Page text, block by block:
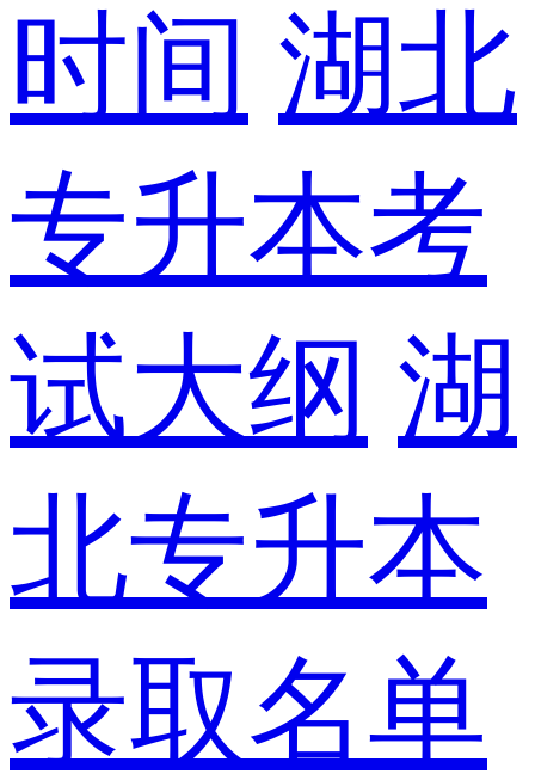
时间 湖北
专升本考
试大纲 湖
北专升本
录取名单